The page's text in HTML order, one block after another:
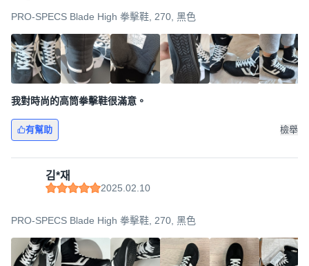
PRO-SPECS Blade High 拳擊鞋, 270, 黑色
我對時尚的高筒拳擊鞋很滿意。
有幫助 檢舉
김*재
2025.02.10
PRO-SPECS Blade High 拳擊鞋, 270, 黑色